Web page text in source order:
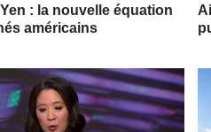
: la nouvelle équation
américains